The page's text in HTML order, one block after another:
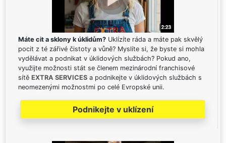
Máte cit a sklony k úklidům? Uklízíte ráda a máte pak skvělý
pocit z té zářivé čistoty a vůně? Myslíte si, že byste si mohla
vydělávat a podnikat v úklidových službách? Pokud ano,
využijte možnosti stát se členem mezinárodní franchisové
sítě EXTRA SERVICES a podnikejte v úklidových službách s
neomezenými možnostmi po celé Evropské unii.
Podnikejte v uklízení